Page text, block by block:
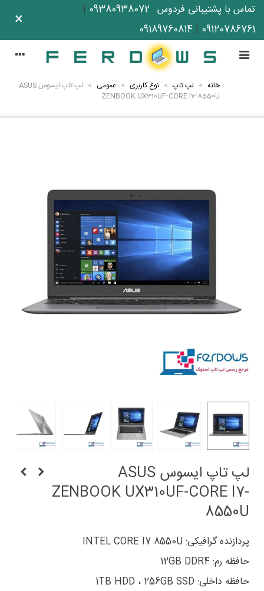
تماس با پشتیبانی فردوس :
09380938072
|
09120786761
|
09189760814
×
خانه > لپ تاپ > نوع کاربری > عمومی >
لپ تاپ ایسوس ASUS
ZENBOOK UX310UF-CORE I7-8550U
لپ تاپ ایسوس ASUS
ZENBOOK UX310UF-CORE I7-
8550U
پردازنده گرافیکی: INTEL CORE I7 8550U
حافظه رم: 12GB DDR4
حافظه داخلی: 1TB HDD ، 256GB SSD